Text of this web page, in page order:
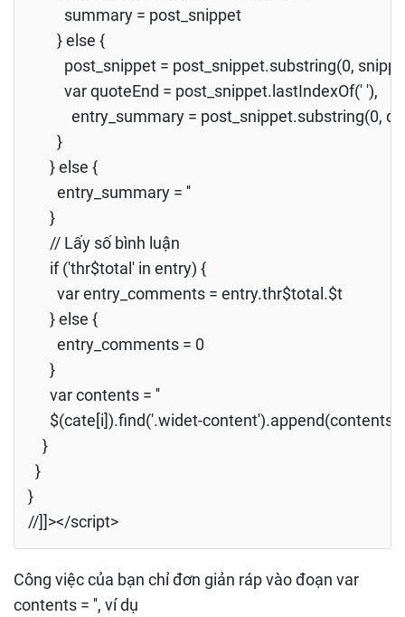
summary = post_snippet
} else {
post_snippet = post_snippet.substring(0,
var quoteEnd = post_snippet.lastIndexOf(' '),
entry_summary = post_snippet.substring(0,
}
} else {
entry_summary = ''
}
// Lấy số bình luận
if ('thr$total' in entry) {
var entry_comments = entry.thr$total.$t
} else {
entry_comments = 0
}
var contents = ''
$(cate[i]).find('.widet-content').append(contents)
}
}
}
//]]></script>
Công việc của bạn chỉ đơn giản ráp vào đoạn var
contents = '', ví dụ